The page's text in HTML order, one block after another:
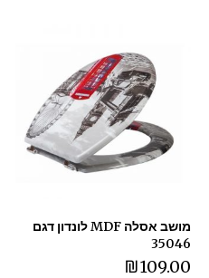
מושב אסלה MDF לונדון דגם
35046
₪109.00